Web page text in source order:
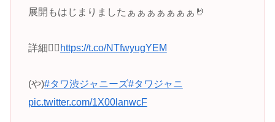
展開もはじまりましたぁぁぁぁぁぁぁ🤘
詳細💁‍♀️ https://t.co/NTfwyugYEM
(や)#タワ渋ジャニーズ#タワジャニ
pic.twitter.com/1X00lanwcF